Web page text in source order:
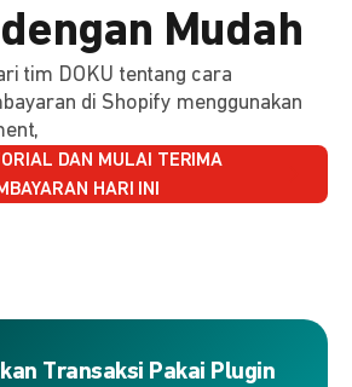
Mudah
tim DOKU tentang cara
di Shopify menggunakan
DAN MULAI TERIMA
HARI INI
Transaksi Pakai Plugin